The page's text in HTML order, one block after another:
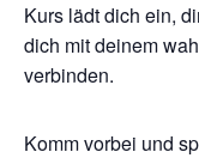
Kurs lädt dich ein,
dich mit deinem
verbinden.
Komm vorbei und